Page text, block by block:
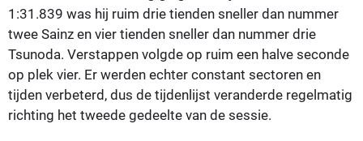
1:31.839 was hij ruim drie tienden sneller dan nummer
twee Sainz en vier tienden sneller dan nummer drie
Tsunoda. Verstappen volgde op ruim een halve seconde
op plek vier. Er werden echter constant sectoren en
tijden verbeterd, dus de tijdenlijst veranderde regelmatig
richting het tweede gedeelte van de sessie.